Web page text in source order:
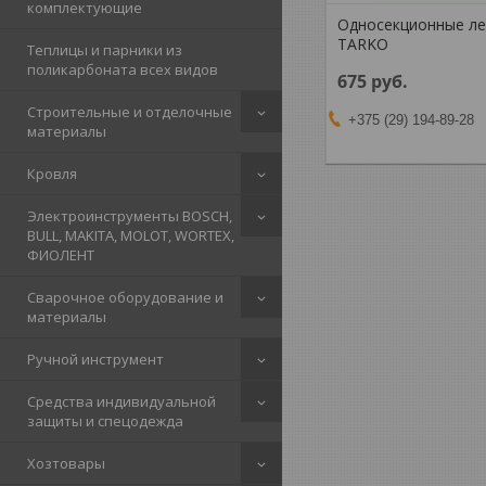
комплектующие
Теплицы и парники из
поликарбоната всех видов
Строительные и отделочные
материалы
Кровля
Электроинструменты BOSCH,
BULL, MAKITA, MOLOT, WORTEX,
ФИОЛЕНТ
Сварочное оборудование и
материалы
Ручной инструмент
Средства индивидуальной
защиты и спецодежда
Хозтовары
Односекционные
TARKO
675 руб.
+375 (29) 194-89-28